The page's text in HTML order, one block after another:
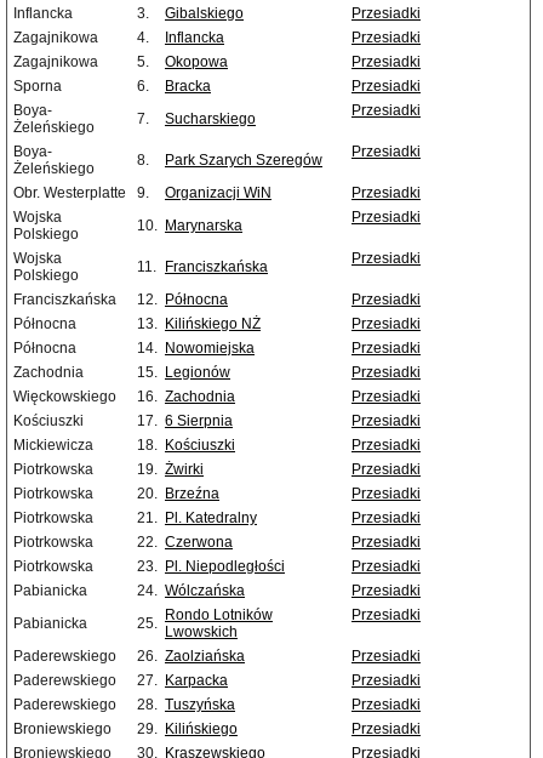
Inflancka
3. Gibalskiego
Przesiadki
Zagajnikowa
4. Inflancka
Przesiadki
Zagajnikowa
5. Okopowa
Przesiadki
Sporna
6. Bracka
Przesiadki
Boya-
Żeleńskiego
7. Sucharskiego Przesiadki
Boya-
Żeleńskiego
8. Park Szarych Szeregów Przesiadki
Obr. Westerplatte 9. Organizacji WiN
Przesiadki
Wojska
Polskiego
10. Marynarska Przesiadki
Wojska
Polskiego
11. Franciszkańska Przesiadki
Franciszkańska 12. Północna
Przesiadki
Północna
13. Kilińskiego NŻ
Przesiadki
Północna
14. Nowomiejska
Przesiadki
Zachodnia
15. Legionów
Przesiadki
Więckowskiego
16. Zachodnia
Przesiadki
Kościuszki
17. 6 Sierpnia
Przesiadki
Mickiewicza
18. Kościuszki
Przesiadki
Piotrkowska
19. Żwirki
Przesiadki
Piotrkowska
20. Brzeźna
Przesiadki
Piotrkowska
21. Pl. Katedralny
Przesiadki
Piotrkowska
22. Czerwona
Przesiadki
Piotrkowska
23. Pl. Niepodległości
Przesiadki
Pabianicka
24. Wólczańska
Przesiadki
Pabianicka
25. Rondo Lotników
Lwowskich
Przesiadki
Paderewskiego 26. Zaolziańska
Przesiadki
Paderewskiego
27. Karpacka
Przesiadki
Paderewskiego
28. Tuszyńska
Przesiadki
Broniewskiego
29. Kilińskiego
Przesiadki
Broniewskiego
30. Kraszewskiego Przesiadki